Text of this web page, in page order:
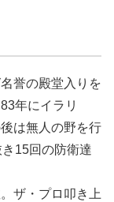
誉の殿堂入りを
年にイラリ
は無人の野を行
15回の防衛達
ザ・プロ叩き上